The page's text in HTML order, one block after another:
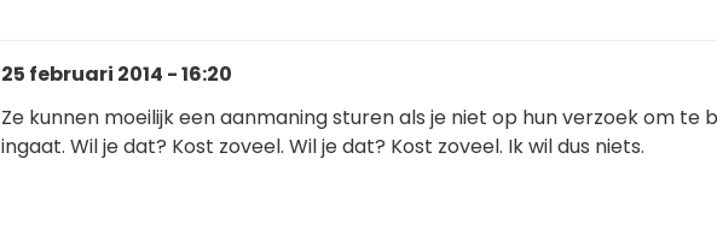
25 februari 2014 - 16:20
Ze kunnen moeilijk een aanmaning sturen als je niet op hun verzoek om te
ingaat. Wil je dat? Kost zoveel. Wil je dat? Kost zoveel. Ik wil dus niets.